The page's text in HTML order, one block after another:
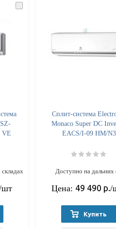
VE
Cплит-система
Monaco Super DC
EACS/I-09 HM/N3
Доступно на дальних
Цена: 49 490 р./
Купить